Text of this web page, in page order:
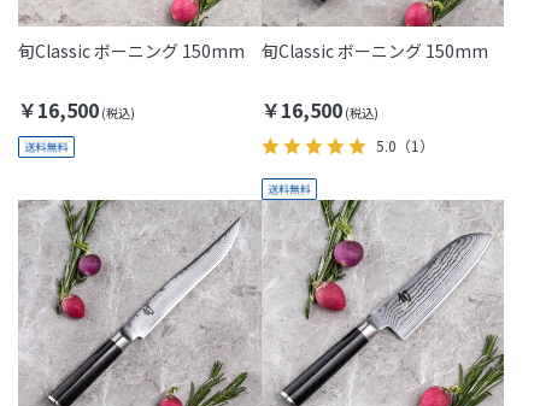
旬Classic ボーニング 150mm
￥16,500
旬Classic ボーニング 150mm
￥16,500
5.0 （1）